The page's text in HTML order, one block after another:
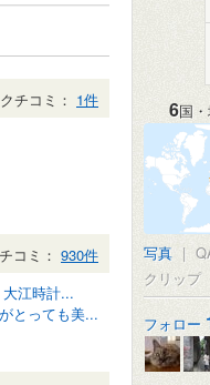
クチコミ： 1件
コミ： 930件
江時計...
とっても美...
6国
写真 |
クリップ
フォロー